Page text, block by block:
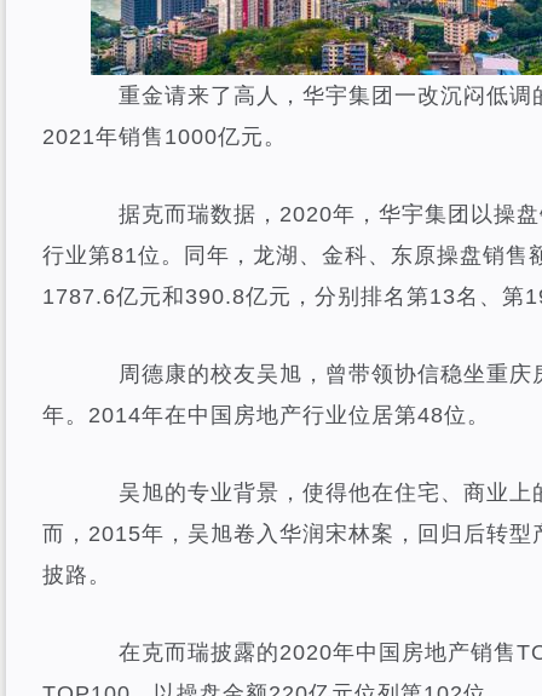
重金请来了高人，华宇集团一改沉闷低调
2021年销售1000亿元。
据克而瑞数据，2020年，华宇集团以操盘
行业第81位。同年，龙湖、金科、东原操盘销售
1787.6亿元和390.8亿元，分别排名第13名、第
周德康的校友吴旭，曾带领协信稳坐重庆
年。2014年在中国房地产行业位居第48位。
吴旭的专业背景，使得他在住宅、商业上
而，2015年，吴旭卷入华润宋林案，回归后转型
披路。
在克而瑞披露的2020年中国房地产销售